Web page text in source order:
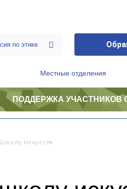
Местные отделения
ПОДДЕРЖКА УЧАСТНИКОВ
Искусств